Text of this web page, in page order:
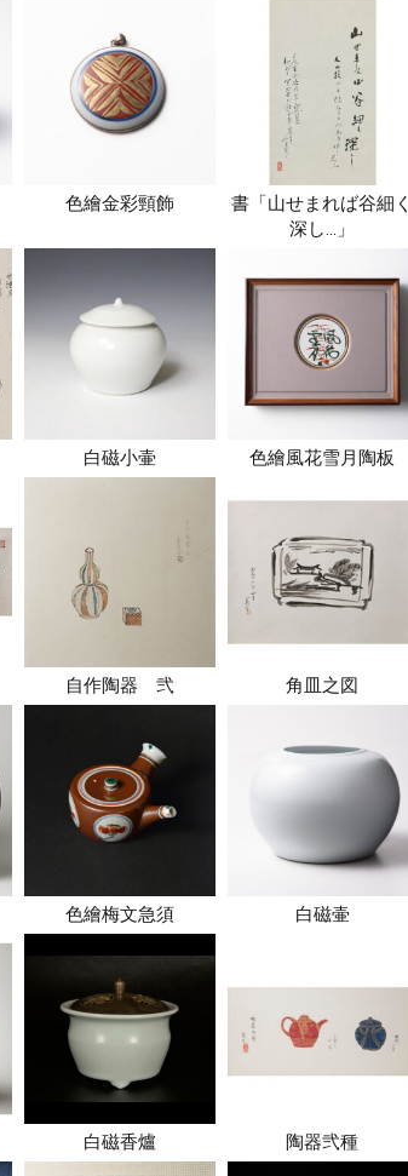
色繪金彩頸飾
書「山せまれば谷細く
深し…」
白磁小壷 色繪風花雪月陶板
自作陶器 弐 角皿之図
色繪梅文急須 白磁壷
白磁香爐 陶器弐種